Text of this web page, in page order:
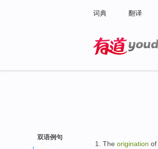
词典 翻译
双语例句
The origination of